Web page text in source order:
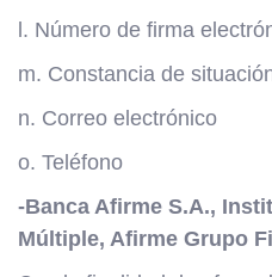
l. Número de firma
m. Constancia de
n. Correo electrónico
o. Teléfono
-Banca Afirme S.A.,
Múltiple, Afirme Grupo